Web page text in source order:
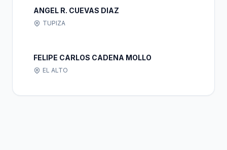
ANGEL R. CUEVAS DIAZ
TUPIZA
FELIPE CARLOS CADENA MOLLO
EL ALTO